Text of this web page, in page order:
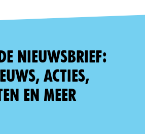
nieuwsbrief:
acties,
en meer